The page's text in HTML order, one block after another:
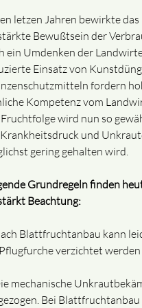
letzen Jahren bewirkte das
Bewußtsein der
ein Umdenken der
Einsatz von
fordern
Kompetenz vom
wird nun so
und
gering gehalten wird.
Grundregeln finden
Beachtung:
Blattfruchtanbau kann
verzichtet werden
mechanische
Bei